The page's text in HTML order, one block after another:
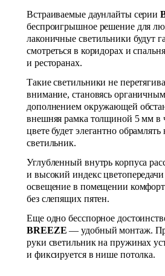
Встраиваемые даунлайты серии
беспроигрышное решение для
лаконичные светильники будут
смотреться в коридорах и
и ресторанах.
Такие светильники не
внимание, становясь
дополнением окружающей
внешняя рамка толщиной 5 мм в
цвете будет элегантно
светильник.
Углубленный внутрь корпуса
и высокий индекс
освещение в помещении
без слепящих пятен.
Еще одно бесспорное
BREEZE — удобный монтаж.
руки светильник на пружинах
и фиксируется в нише потолка.